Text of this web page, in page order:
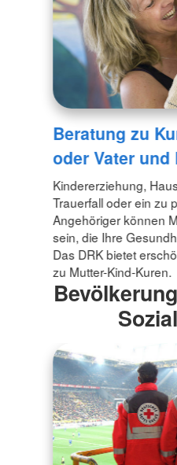
Beratung zu
oder Vater und
Kindererziehung,
Trauerfall oder ein zu
Angehöriger können
sein, die Ihre
Das DRK bietet
zu Mutter-Kind-Kuren.